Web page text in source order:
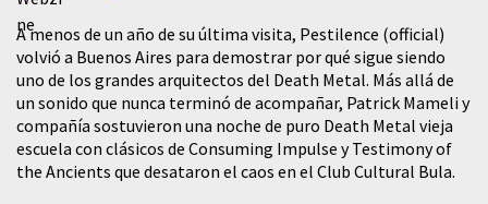
A menos de un año de su última visita, Pestilence (official)
volvió a Buenos Aires para demostrar por qué sigue siendo
uno de los grandes arquitectos del Death Metal. Más allá de
un sonido que nunca terminó de acompañar, Patrick Mameli y
compañía sostuvieron una noche de puro Death Metal vieja
escuela con clásicos de Consuming Impulse y Testimony of
the Ancients que desataron el caos en el Club Cultural Bula.